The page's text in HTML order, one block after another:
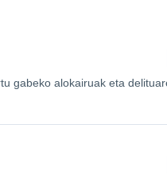
gabeko alokairuak eta